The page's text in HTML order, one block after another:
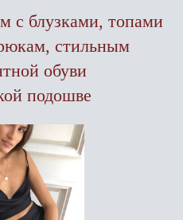
с блузками, топами
стильным
обуви
подошве